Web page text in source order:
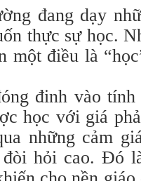
đang dạy
thực sự học.
một điều là
đinh vào
học với giá
những cảm
đòi hỏi cao. Đó